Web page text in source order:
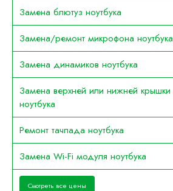
Замена блютуз ноутбука
Замена/ремонт микрофона ноутбука
Замена динамиков ноутбука
Замена верхней или нижней крышки
ноутбука
Ремонт тачпада ноутбука
Замена Wi-Fi модуля ноутбука
Смотреть все цены